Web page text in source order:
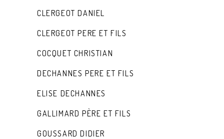
CLERGEOT DANIEL
CLERGEOT PERE ET FILS
COCQUET CHRISTIAN
DECHANNES PERE ET FILS
ELISE DECHANNES
GALLIMARD PÈRE ET FILS
GOUSSARD DIDIER